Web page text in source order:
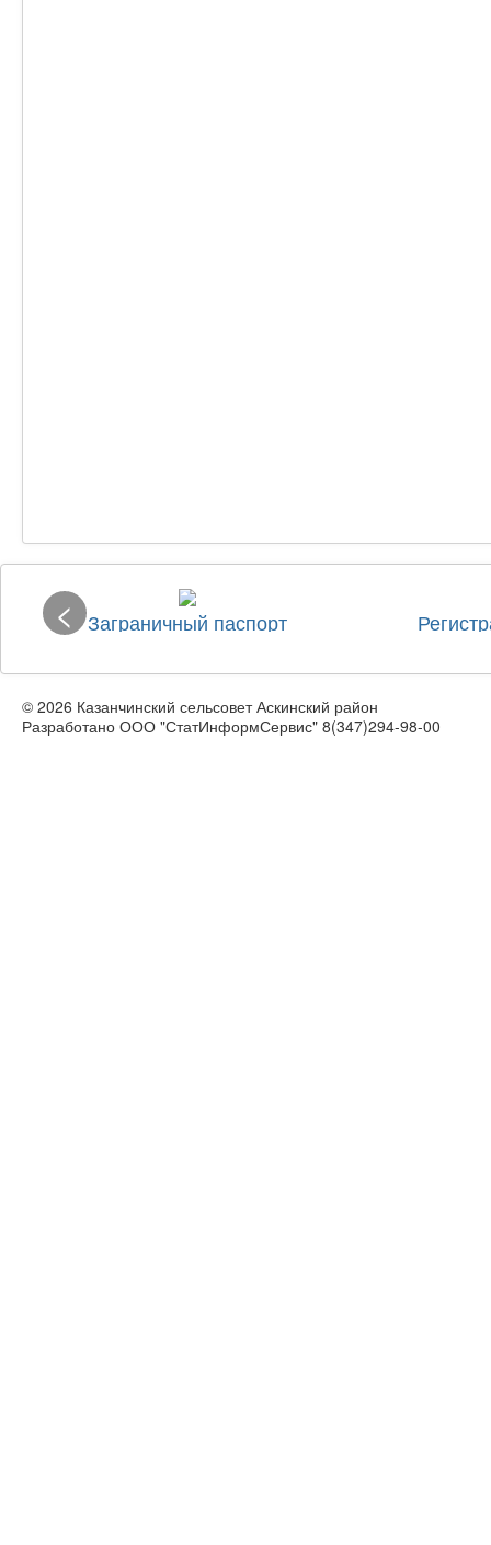
Заграничный паспорт
<
© 2026 Казанчинский сельсовет Аскинский район
Разработано ООО "СтатИнформСервис" 8(347)294-98-00